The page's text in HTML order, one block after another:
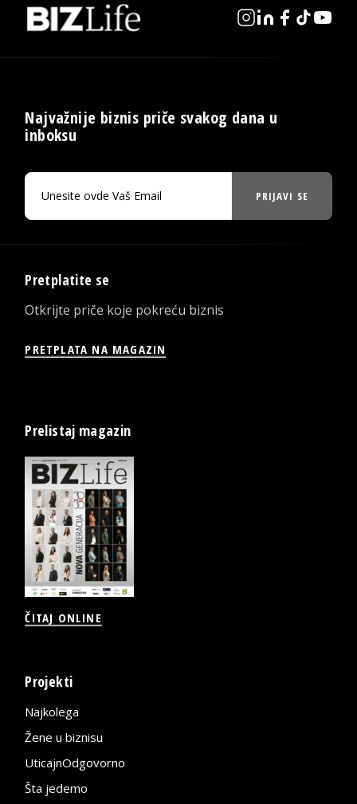
Najvažnije biznis priče svakog dana u
inboksu
PRIJAVI SE
Pretplatite se
Otkrijte priče koje pokreću biznis
PRETPLATA NA MAGAZIN
Prelistaj magazin
ČITAJ ONLINE
Projekti
Najkolega
Žene u biznisu
UticajnOdgovorno
Šta jedemo